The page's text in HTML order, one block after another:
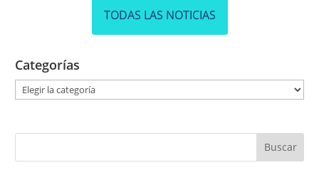
TODAS LAS NOTICIAS
Categorías
g